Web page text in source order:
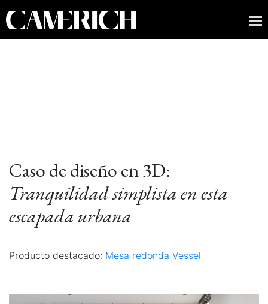
Caso de diseño en 3D:
Tranquilidad simplista en esta
escapada urbana
Producto destacado: Mesa redonda Vessel